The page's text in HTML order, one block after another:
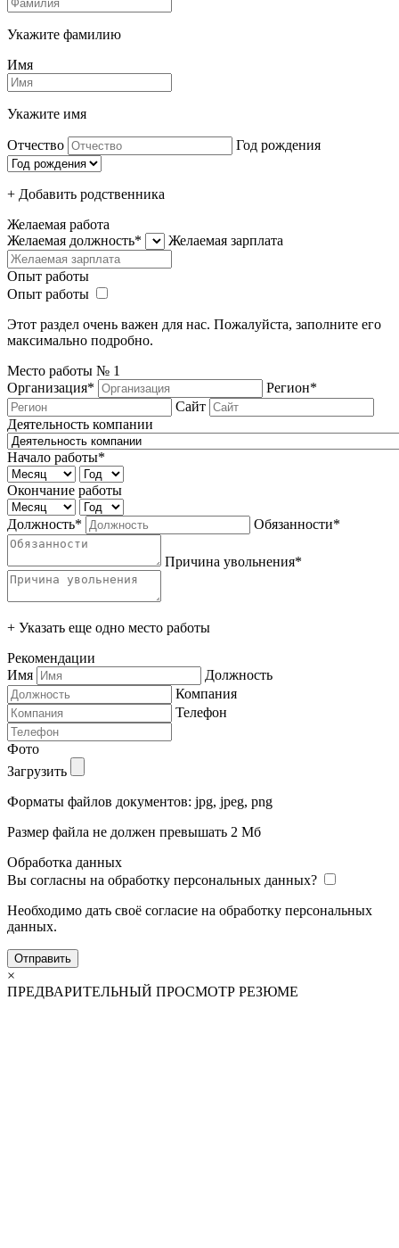
Укажите фамилию
Имя
Укажите имя
Отчество Год рождения
+ Добавить родcтвенника
Желаемая работа
Желаемая должность*
Желаемая зарплата
Опыт работы
Опыт работы
Этот раздел очень важен для нас. Пожалуйста, заполните его
максимально подробно.
Место работы № 1
Организация*
Регион*
Сайт
Деятельность компании
Начало работы*
Окончание работы
Должность* Обязанности*
Причина увольнения*
+ Указать еще одно место работы
Рекомендации
Имя
Должность
Компания
Телефон
Фото
Загрузить
Форматы файлов документов: jpg, jpeg, png
Размер файла не должен превышать 2 Мб
Обработка данных
Вы согласны на обработку персональных данных?
Необходимо дать своё согласие на обработку персональных
данных.
Отправить
×
ПРЕДВАРИТЕЛЬНЫЙ ПРОСМОТР РЕЗЮМЕ